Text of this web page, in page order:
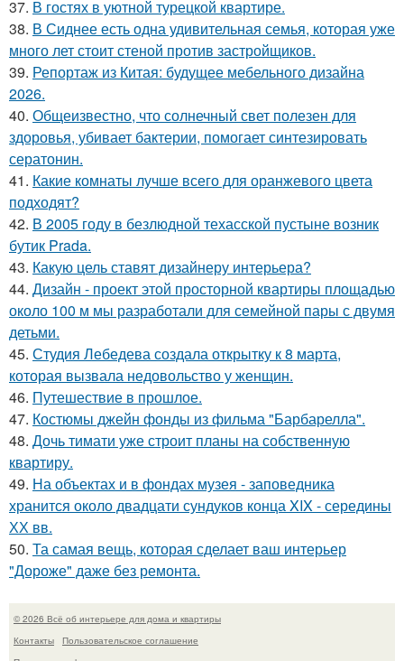
37. В гостях в уютной турецкой квартире.
38. В Сиднее есть одна удивительная семья, которая уже
много лет стоит стеной против застройщиков.
39. Репортаж из Китая: будущее мебельного дизайна
2026.
40. Общеизвестно, что солнечный свет полезен для
здоровья, убивает бактерии, помогает синтезировать
сератонин.
41. Какие комнаты лучше всего для оранжевого цвета
подходят?
42. В 2005 году в безлюдной техасской пустыне возник
бутик Prada.
43. Какую цель ставят дизайнеру интерьера?
44. Дизайн - проект этой просторной квартиры площадью
около 100 м мы разработали для семейной пары с двумя
детьми.
45. Студия Лебедева создала открытку к 8 марта,
которая вызвала недовольство у женщин.
46. Путешествие в прошлое.
47. Костюмы джейн фонды из фильма "Барбарелла".
48. Дочь тимати уже строит планы на собственную
квартиру.
49. На объектах и в фондах музея - заповедника
хранится около двадцати сундуков конца XIX - середины
ХХ вв.
50. Та самая вещь, которая сделает ваш интерьер
"Дороже" даже без ремонта.
© 2026 Всё об интерьере для дома и квартиры
Контакты
Пользовательское соглашение